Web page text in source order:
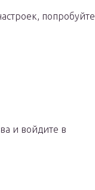
попробуйте
и войдите в